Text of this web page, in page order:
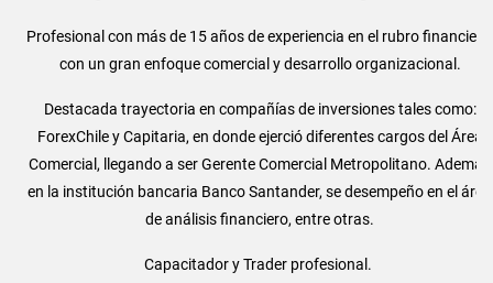
Profesional con más de 15 años de experiencia en el rubro financiero,
con un gran enfoque comercial y desarrollo organizacional.
Destacada trayectoria en compañías de inversiones tales como:
ForexChile y Capitaria, en donde ejerció diferentes cargos del Área
Comercial, llegando a ser Gerente Comercial Metropolitano. Ademas
en la institución bancaria Banco Santander, se desempeño en el área
de análisis financiero, entre otras.
Capacitador y Trader profesional.